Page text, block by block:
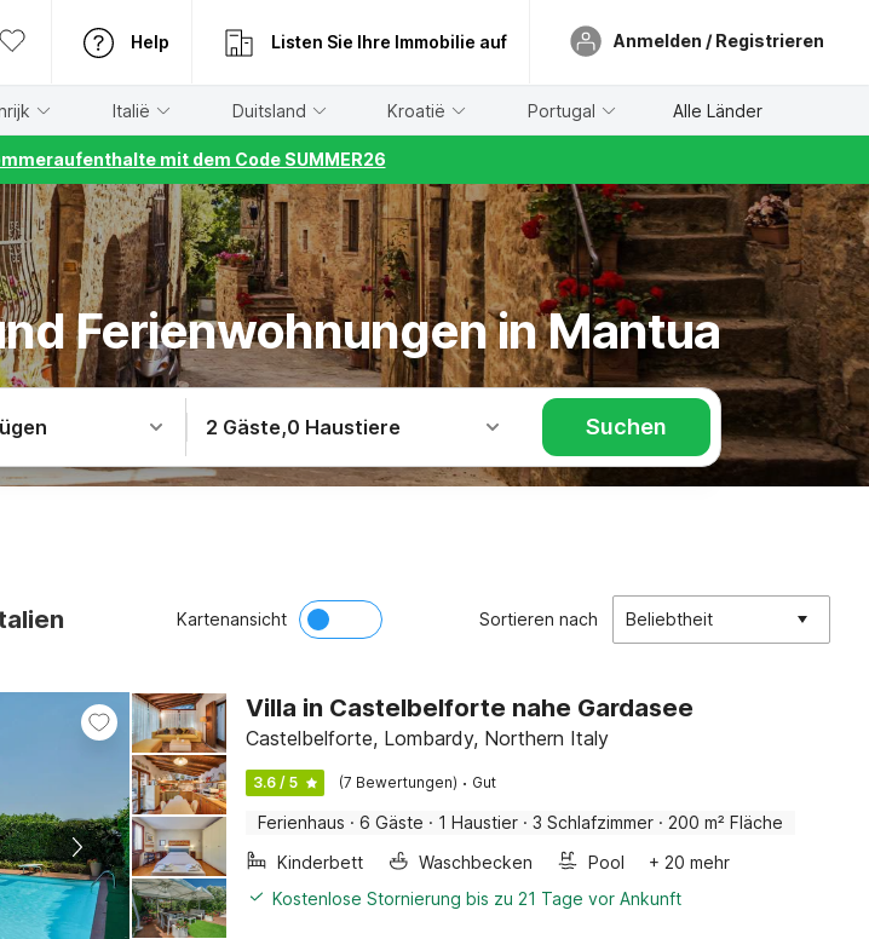
Help Listen Sie Ihre Immobilie auf Anmelden / Registrieren
Italië Duitsland Kroatië Portugal Alle Länder
mit dem Code SUMMER26
Ferienwohnungen in Mantua
2 Gäste,0 Haustiere Suchen
Kartenansicht Sortieren nach Beliebtheit
Villa in Castelbelforte nahe Gardasee
Castelbelforte, Lombardy, Northern Italy
3.6 / 5 (7 Bewertungen) · Gut
Ferienhaus · 6 Gäste · 1 Haustier · 3 Schlafzimmer · 200 m² Fläche
Kinderbett
Waschbecken Pool
+ 20 mehr
Kostenlose Stornierung bis zu 21 Tage vor Ankunft